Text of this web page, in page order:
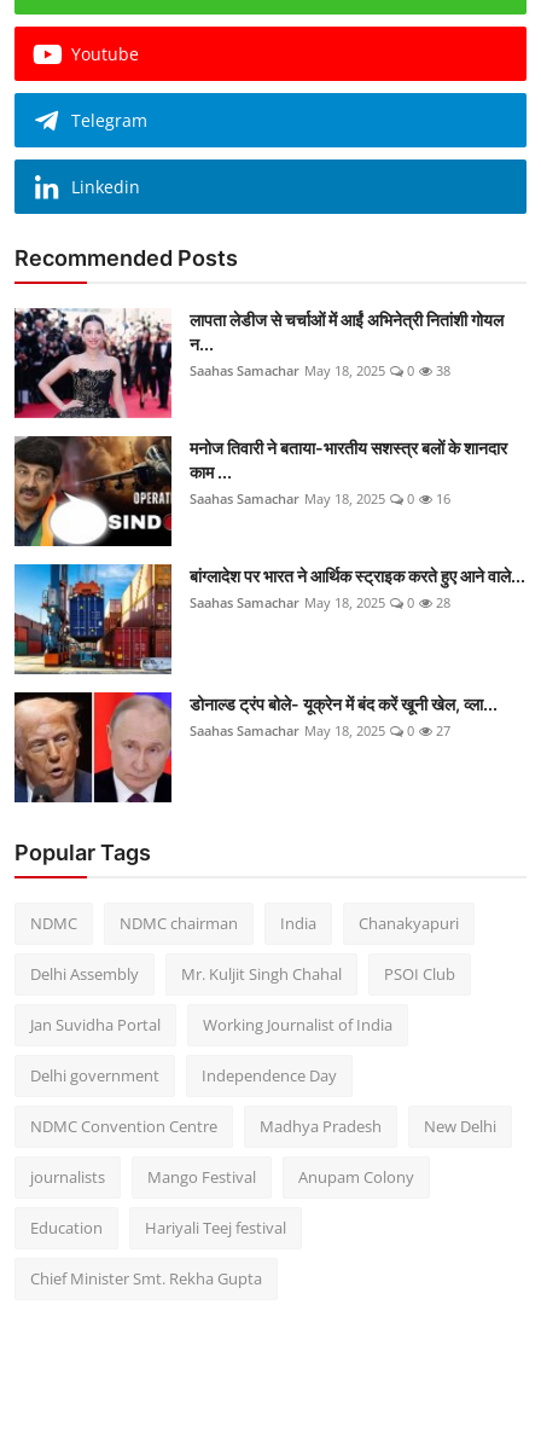
Youtube
Telegram
Linkedin
Recommended Posts
लापता लेडीज से चर्चाओं में आईं अभिनेत्री नितांशी गोयल
न...
Saahas Samachar May 18, 2025 0 38
मनोज तिवारी ने बताया-भारतीय सशस्त्र बलों के शानदार
काम ...
Saahas Samachar May 18, 2025 0 16
बांग्लादेश पर भारत ने आर्थिक स्ट्राइक करते हुए आने वाले...
Saahas Samachar May 18, 2025 0 28
डोनाल्ड ट्रंप बोले- यूक्रेन में बंद करें खूनी खेल, व्ला...
Saahas Samachar May 18, 2025 0 27
Popular Tags
NDMC NDMC chairman India Chanakyapuri
Delhi Assembly Mr. Kuljit Singh Chahal PSOI Club
Jan Suvidha Portal Working Journalist of India
Delhi government Independence Day
NDMC Convention Centre Madhya Pradesh New Delhi
journalists Mango Festival Anupam Colony
Education Hariyali Teej festival
Chief Minister Smt. Rekha Gupta